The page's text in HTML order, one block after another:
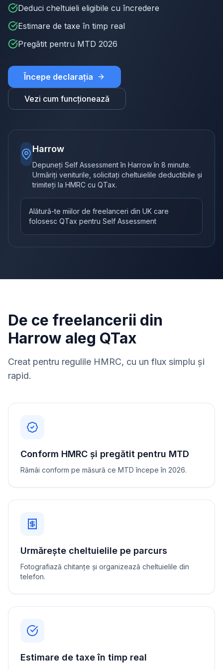
Deduci cheltuieli eligibile cu încredere
Estimare de taxe în timp real
Pregătit pentru MTD 2026
Începe declarația
Vezi cum funcționează
Harrow
Depuneți Self Assessment în Harrow în 8 minute.
Urmăriți veniturile, solicitați cheltuielile deductibile și
trimiteți la HMRC cu QTax.
Alătură-te miilor de freelanceri din UK care
folosesc QTax pentru Self Assessment
De ce freelancerii din
Harrow aleg QTax
Creat pentru regulile HMRC, cu un flux simplu și
rapid.
Conform HMRC și pregătit pentru MTD
Rămâi conform pe măsură ce MTD începe în 2026.
Urmărește cheltuielile pe parcurs
Fotografiază chitanțe și organizează cheltuielile din
telefon.
Estimare de taxe în timp real